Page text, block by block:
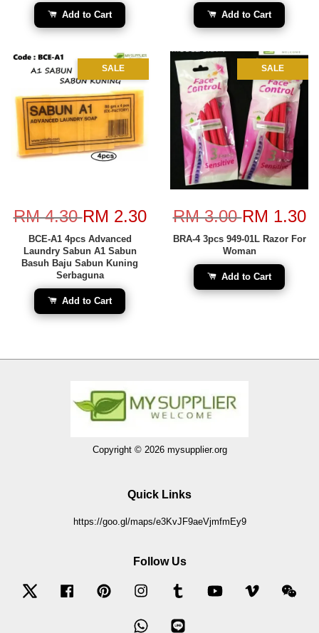
Add to Cart Add to Cart
SALE
RM 4.30RM 2.30
BCE-A1 4pcs Advanced
Laundry Sabun A1 Sabun
Basuh Baju Sabun Kuning
Serbaguna
Add to Cart
SALE
RM 3.00RM 1.30
BRA-4 3pcs 949-01L Razor For
Woman
Add to Cart
Copyright © 2026 mysupplier.org
Quick Links
https://goo.gl/maps/e3KvJF9aeVjmfmEy9
Follow Us
Twitter Facebook Pinterest Instagram Tumblr YouTube Vimeo
Whatsapp